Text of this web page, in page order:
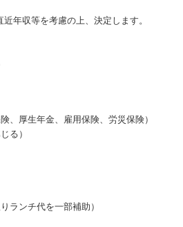
年収等を考慮の上、決定します。
、厚生年金、雇用保険、労災保険）
る）
ランチ代を一部補助）